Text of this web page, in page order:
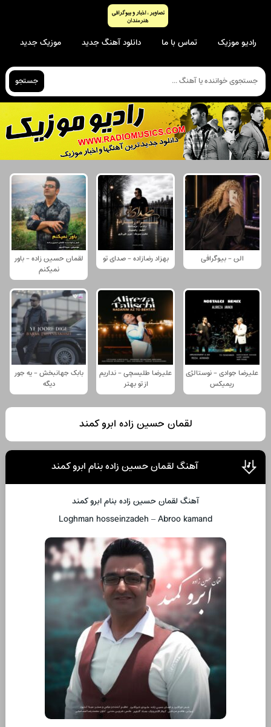
رادیو موزیک تماس با ما دانلود آهنگ جدید موزیک جدید
جستجو
الن - بیوگرافی بهزاد رضازاده - صدای تو
لقمان حسین زاده - باور
نمیکنم
علیرضا جوادی - نوستالژی
ریمیکس
علیرضا طلیسچی - نداریم
از تو بهتر
بابک جهانبخش - یه جور
دیگه
لقمان حسین زاده ابرو کمند
آهنگ لقمان حسین زاده بنام ابرو کمند
آهنگ لقمان حسین زاده بنام ابرو کمند
Loghman hosseinzadeh – Abroo kamand